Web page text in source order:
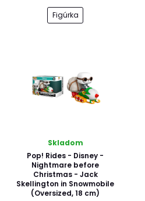
Figúrka
Skladom
Pop! Rides - Disney -
Nightmare before
Christmas - Jack
Skellington in Snowmobile
(Oversized, 18 cm)